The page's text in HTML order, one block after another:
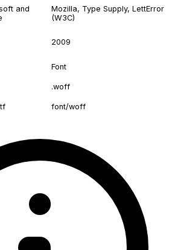
and
Mozilla, Type Supply, LettError
(W3C)
2009
Font
.woff
font/woff